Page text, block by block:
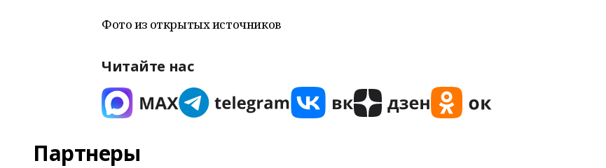
Фото из открытых источников
Читайте нас
Партнеры